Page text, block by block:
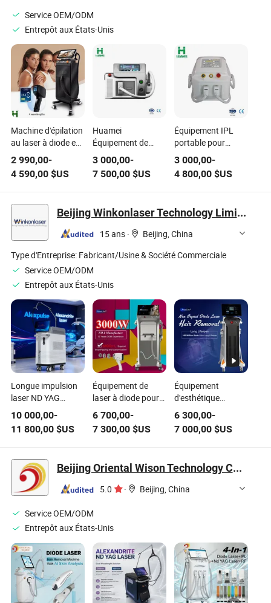
Service OEM/ODM
Entrepôt aux États-Unis
Machine d'épilation
au laser à diode en
titane permanent et
sans douleur pour
usage SPA 755nm
808nm 1064nm
Équipement de
beauté en salon
2 990,00-
4 590,00 $US
Huamei
Équipement de
Beauté
Professionnel
808nm Épilation au
Laser Diode
3 000,00-
7 500,00$US
Équipement IPL
portable pour
l'élimination des
taches de rousseur
et des poils
3 000,00-
4 800,00$US
Beijing Winkonlaser Technology Limited
15 ans ·
Beijing, China
Type d'Entreprise: Fabricant/Usine & Société Commerciale
Service OEM/ODM
Entrepôt aux États-Unis
Longue impulsion
laser ND YAG
1064nm épilation
au laser Alexandrite
équipement de
beauté
10 000,00-
11 800,00 $US
Équipement de
laser à diode pour
l'épilation à usage
personnel pour
l'épilation des
aisselles 3-in-1
6 700,00-
7 300,00$US
Équipement
d'esthétique
808/755/1064nm
Machine à épilation
au laser diode
Rajeunissement de
de salon pour
6 300,00-
7 000,00$US
Beijing Oriental Wison Technology Co., Limited
5.0 · Beijing, China
Service OEM/ODM
Entrepôt aux États-Unis